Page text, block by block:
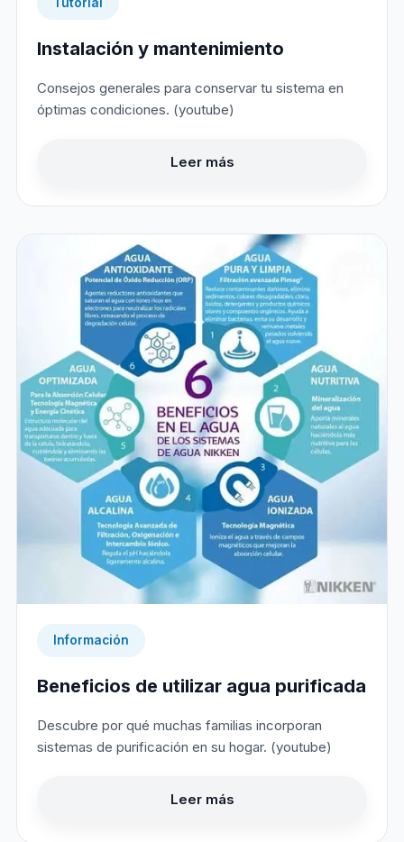
Instalación y mantenimiento
Consejos generales para conservar tu sistema en
óptimas condiciones. (youtube)
Leer más
Información
Beneficios de utilizar agua purificada
Descubre por qué muchas familias incorporan
sistemas de purificación en su hogar. (youtube)
Leer más